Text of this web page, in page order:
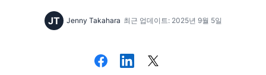
JT Jenny Takahara 최근 업데이트: 2025년 9월 5일